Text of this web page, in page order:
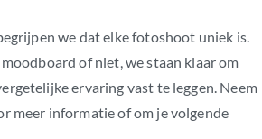
we dat elke fotoshoot uniek is.
of niet, we staan klaar om
ervaring vast te leggen. Neem
meer informatie of om je volgende